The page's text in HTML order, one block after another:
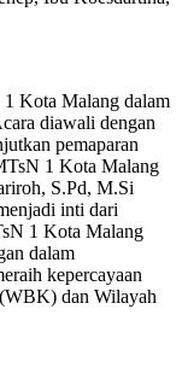
Kota Malang dalam
diawali dengan
pemaparan
1 Kota Malang
S.Pd, M.Si
inti dari
1 Kota Malang
dalam
kepercayaan
dan Wilayah